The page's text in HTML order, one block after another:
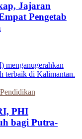
Jajaran
Pengetab
Pendidikan
PHI
bagi Putra-